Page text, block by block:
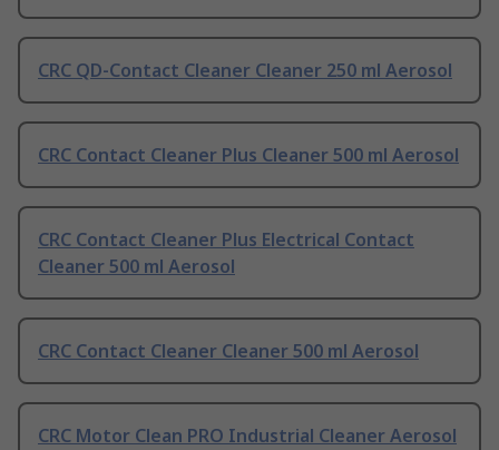
CRC QD-Contact Cleaner Cleaner 250 ml Aerosol
CRC Contact Cleaner Plus Cleaner 500 ml Aerosol
CRC Contact Cleaner Plus Electrical Contact
Cleaner 500 ml Aerosol
CRC Contact Cleaner Cleaner 500 ml Aerosol
CRC Motor Clean PRO Industrial Cleaner Aerosol